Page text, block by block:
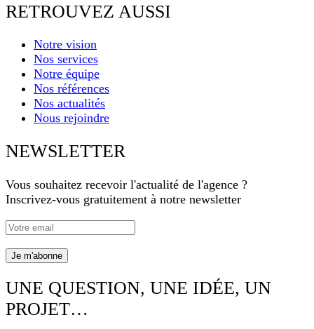
RETROUVEZ AUSSI
Notre vision
Nos services
Notre équipe
Nos références
Nos actualités
Nous rejoindre
NEWSLETTER
Vous souhaitez recevoir l'actualité de l'agence ?
Inscrivez-vous gratuitement à notre newsletter
UNE QUESTION, UNE IDÉE, UN
PROJET…